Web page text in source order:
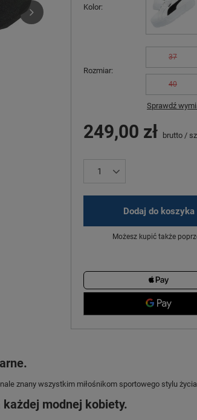
Kolor
Rozmiar
37
40
Sprawdź
249,00 zł brutto /
Dodaj do koszyka
Możesz kupić także
znany wszystkim miłośnikom sportowego stylu
modnej kobiety.